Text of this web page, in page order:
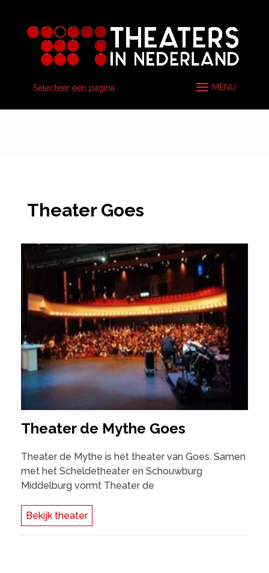
Selecteer een pagina
Theater Goes
Theater de Mythe Goes
Theater de Mythe is hét theater van Goes. Samen
met het Scheldetheater en Schouwburg
Middelburg vormt Theater de
Bekijk theater